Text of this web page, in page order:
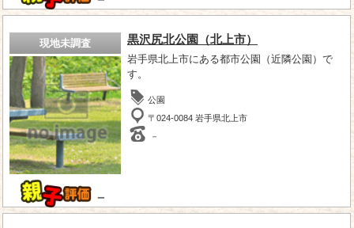
現地未調査
－
黒沢尻北公園（北上市）
岩手県北上市にある都市公園（近隣公園）で
す。
公園
〒024-0084 岩手県北上市
－